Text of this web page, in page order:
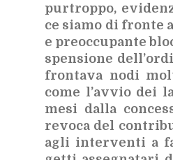
pur­trop­po,
ce sia­mo di fron­te
e pre­oc­cu­pan­te
spen­sio­ne
fron­ta­va nodi
come l’av­vio dei
mesi dal­la
re­vo­ca del
agli in­ter­ven­ti a